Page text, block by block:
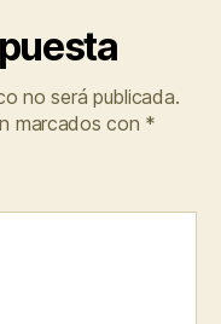
no será publicada.
marcados con *